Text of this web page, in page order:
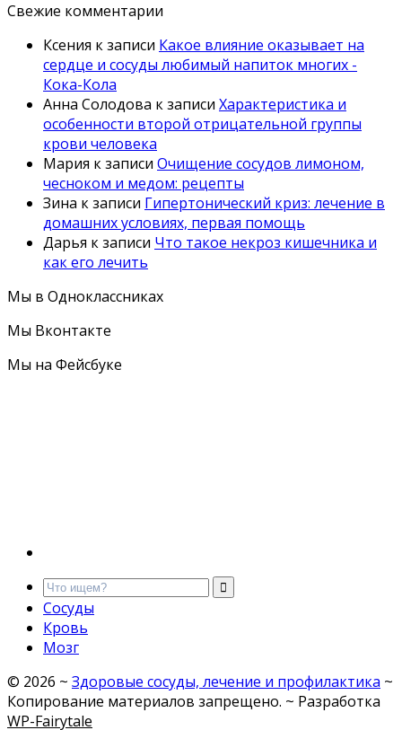
Свежие комментарии
Ксения к записи Какое влияние оказывает на
сердце и сосуды любимый напиток многих -
Кока-Кола
Анна Солодова к записи Характеристика и
особенности второй отрицательной группы
крови человека
Мария к записи Очищение сосудов лимоном,
чесноком и медом: рецепты
Зина к записи Гипертонический криз: лечение в
домашних условиях, первая помощь
Дарья к записи Что такое некроз кишечника и
как его лечить
Мы в Одноклассниках
Мы Вконтакте
Мы на Фейсбуке
Сосуды
Кровь
Мозг
© 2026 ~ Здоровые сосуды, лечение и профилактика ~
Копирование материалов запрещено. ~ Разработка
WP-Fairytale